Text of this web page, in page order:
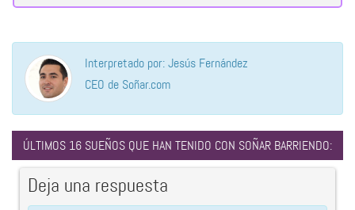
Interpretado por: Jesús Fernández
CEO de Soñar.com
ÚLTIMOS 16 SUEÑOS QUE HAN TENIDO CON SOÑAR BARRIENDO:
Deja una respuesta